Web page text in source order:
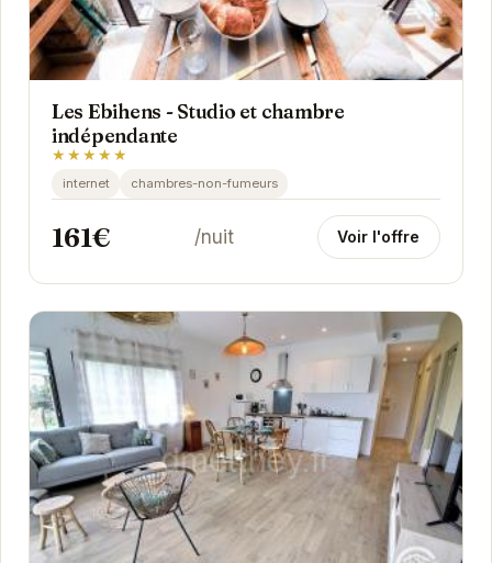
Les Ebihens - Studio et chambre
indépendante
★★★★★
internet chambres-non-fumeurs
161€ /nuit Voir l'offre